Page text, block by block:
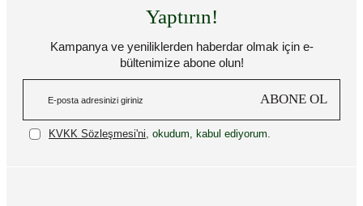
Yaptırın!
Kampanya ve yeniliklerden haberdar olmak için e-
bültenimize abone olun!
ABONE OL
KVKK Sözleşmesi'ni , okudum, kabul ediyorum.